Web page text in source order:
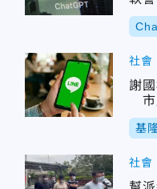
社會
謝
市
基
社會